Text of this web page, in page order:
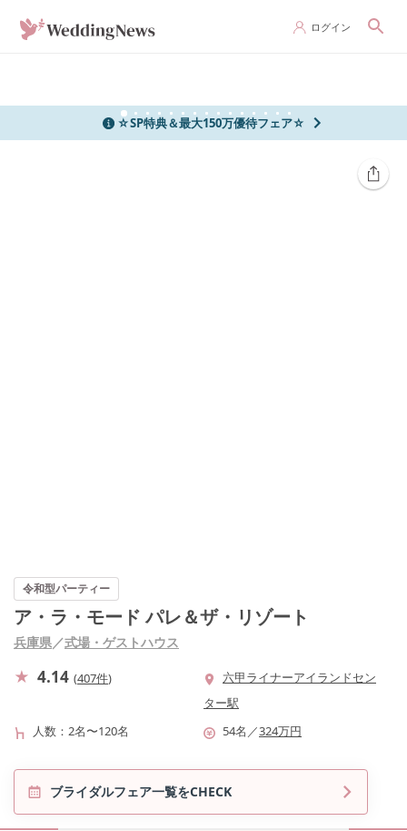
ログイン
☆SP特典＆最大150万優待フェア☆
令和型パーティー
ア・ラ・モード パレ＆ザ・リゾート
兵庫県／式場・ゲストハウス
4.14 (407件)
六甲ライナーアイランドセン
ター駅
人数
2名〜120名 54名 ／324万円
ブライダルフェア一覧をCHECK